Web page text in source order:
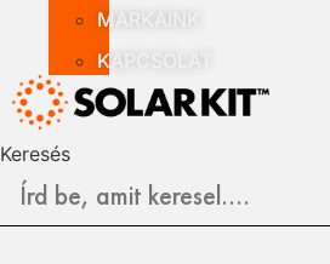
MÁRKÁINK
KAPCSOLAT
Keresés